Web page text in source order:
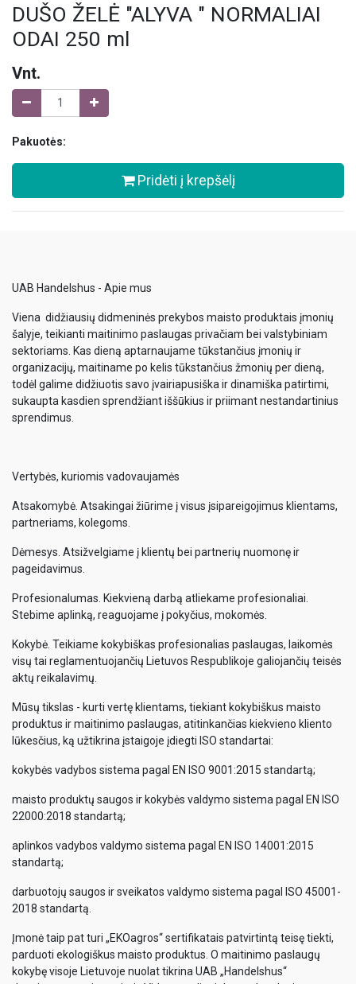
DUŠO ŽELĖ "ALYVA " NORMALIAI
ODAI 250 ml
Vnt.
Pakuotės:
Pridėti į krepšėlį
UAB Handelshus - Apie mus
Viena didžiausių didmeninės prekybos maisto produktais įmonių
šalyje, teikianti maitinimo paslaugas privačiam bei valstybiniam
sektoriams. Kas dieną aptarnaujame tūkstančius įmonių ir
organizacijų, maitiname po kelis tūkstančius žmonių per dieną,
todėl galime didžiuotis savo įvairiapusiška ir dinamiška patirtimi,
sukaupta kasdien sprendžiant iššūkius ir priimant nestandartinius
sprendimus.
Vertybės, kuriomis vadovaujamės
Atsakomybė. Atsakingai žiūrime į visus įsipareigojimus klientams,
partneriams, kolegoms.
Dėmesys. Atsižvelgiame į klientų bei partnerių nuomonę ir
pageidavimus.
Profesionalumas. Kiekvieną darbą atliekame profesionaliai.
Stebime aplinką, reaguojame į pokyčius, mokomės.
Kokybė. Teikiame kokybiškas profesionalias paslaugas, laikomės
visų tai reglamentuojančių Lietuvos Respublikoje galiojančių teisės
aktų reikalavimų.
Mūsų tikslas - kurti vertę klientams, tiekiant kokybiškus maisto
produktus ir maitinimo paslaugas, atitinkančias kiekvieno kliento
lūkesčius, ką užtikrina įstaigoje įdiegti ISO standartai:
kokybės vadybos sistema pagal EN ISO 9001:2015 standartą;
maisto produktų saugos ir kokybės valdymo sistema pagal EN ISO
22000:2018 standartą;
aplinkos vadybos valdymo sistema pagal EN ISO 14001:2015
standartą;
darbuotojų saugos ir sveikatos valdymo sistema pagal ISO 45001-
2018 standartą.
Įmonė taip pat turi „EKOagros“ sertifikatais patvirtintą teisę tiekti,
parduoti ekologiškus maisto produktus. O maitinimo paslaugų
kokybę visoje Lietuvoje nuolat tikrina UAB „Handelshus“